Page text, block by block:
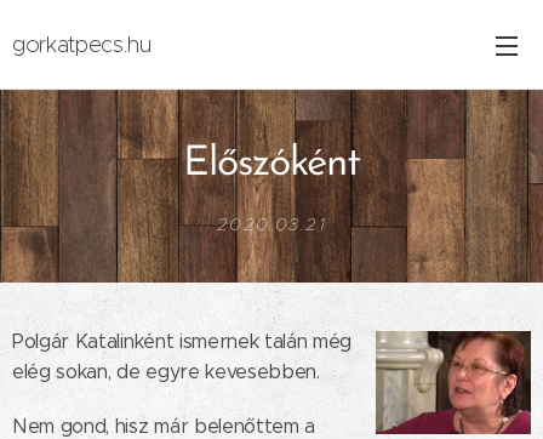
gorkatpecs.hu
Előszóként
2020.03.21
Polgár Katalinként ismernek talán még
elég sokan, de egyre kevesebben.
Nem gond, hisz már belenőttem a